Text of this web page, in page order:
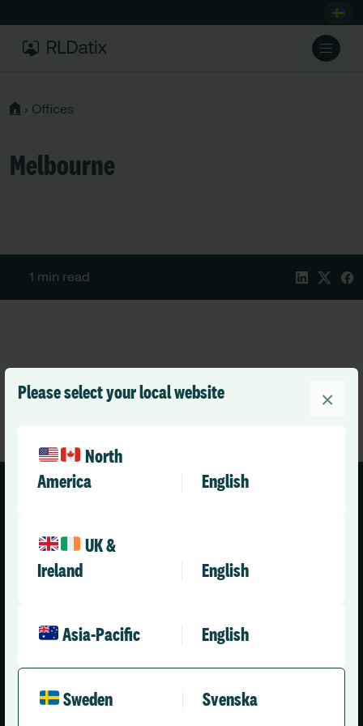
Please select your local website
North
America
English
UK &
Ireland
English
Asia-Pacific English
Sweden Svenska
×
› Offices
Melbourne
1 min read
Sweden (Svenska)
Lösningar​​
Time Care Planering
Time Care Pool
Om Oss
Om Oss
Kontakta Oss